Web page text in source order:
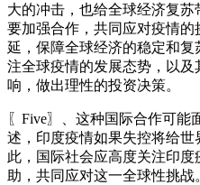
大的冲击，也给全球经济复
要加强合作，共同应对疫情
延，保障全球经济的稳定和
注全球疫情的发展态势，以
响，做出理性的投资决策。
〖Five〗、这种国际合作可
述，印度疫情如果失控将给
此，国际社会应高度关注印
助，共同应对这一全球性挑